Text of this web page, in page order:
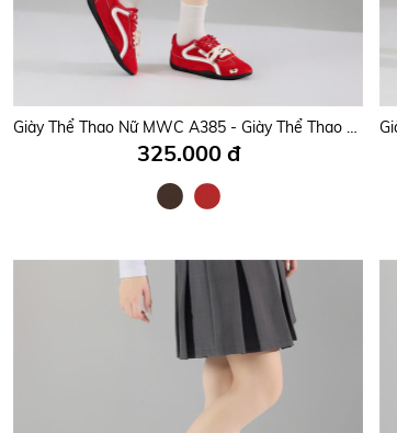
Giày Thể Thao Nữ MWC A385 - Giày Thể Thao Sneaker Nữ Cổ Thấp Da Nhung Mềm Mịn, Nữ tính, Hottrend, Thời Trang.
325.000 đ